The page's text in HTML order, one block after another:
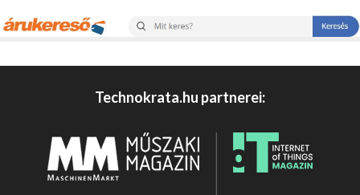
Technokrata.hu partnerei: